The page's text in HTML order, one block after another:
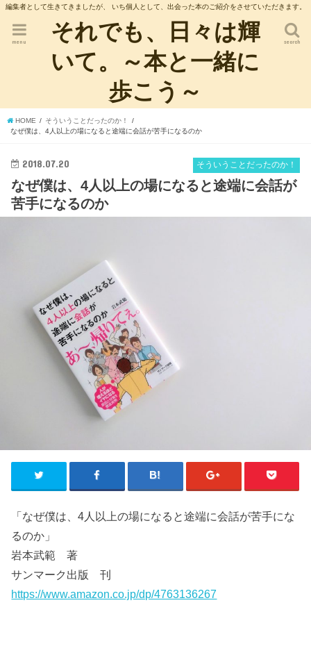
編集者として生きてきましたが、 いち個人として、出会った本のご紹介をさせていただきます。
それでも、日々は輝
いて。～本と一緒に
歩こう～
search
menu
HOME
そういうことだったのか！
なぜ僕は、4人以上の場になると途端に会話が苦手になるのか
そういうことだったのか！
2018.07.20
なぜ僕は、4人以上の場になると途端に会話が
苦手になるのか
「なぜ僕は、4人以上の場になると途端に会話が苦手にな
るのか」
岩本武範 著
サンマーク出版 刊
https://www.amazon.co.jp/dp/4763136267